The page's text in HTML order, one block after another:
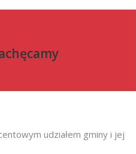
udziałem gminy i jej